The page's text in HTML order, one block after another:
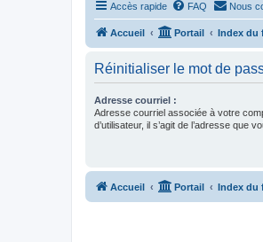
Accès rapide FAQ Nous
Accueil Portail Index du
Réinitialiser le mot de
Adresse courriel :
Adresse courriel associée à votre
d’utilisateur, il s’agit de l’adresse que
Accueil Portail Index du